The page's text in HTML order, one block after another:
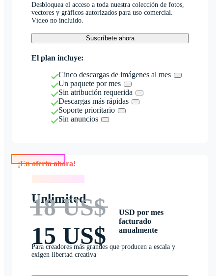
Desbloquea el acceso a toda nuestra colección de fotos,
vectores y gráficos autorizados para uso comercial.
Vídeo no incluido.
Suscríbete ahora
El plan incluye:
Cinco descargas de imágenes al mes
Un paquete por mes
Sin atribución requerida
Descargas más rápidas
Soporte prioritario
Sin anuncios
Unlimited
18 US$
15 US$
USD por mes
facturado
anualmente
Para creadores más grandes que producen a escala y
exigen libertad creativa